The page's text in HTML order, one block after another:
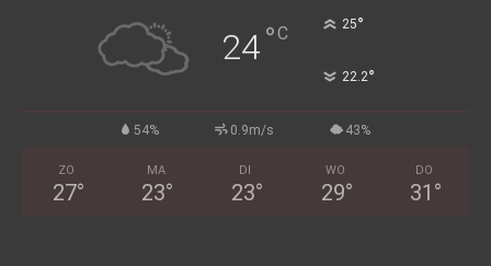
24°C 25°
22.2°
54% 0.9m/s 43%
ZO
27°
MA
23°
DI
23°
WO
29°
DO
31 °